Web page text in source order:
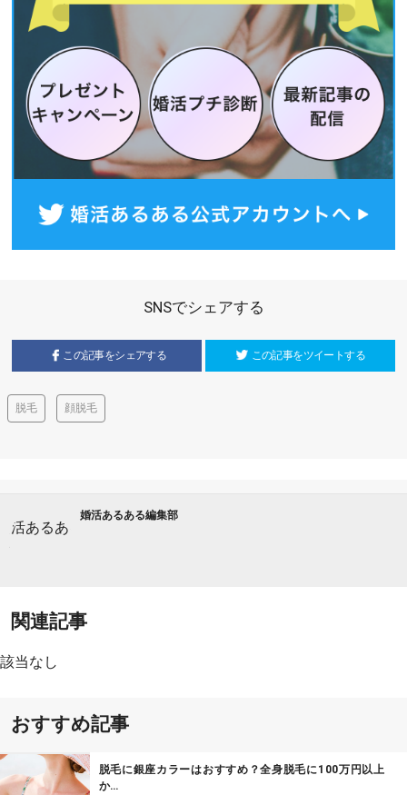
SNSでシェアする
この記事をシェアする この記事をツイートする
脱毛 顔脱毛
婚活あるある編集部
関連記事
該当なし
おすすめ記事
脱毛に銀座カラーはおすすめ？全身脱毛に100万円以上
か…